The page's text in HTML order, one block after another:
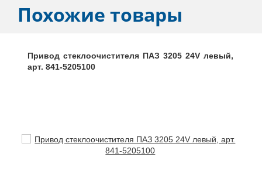
Похожие товары
Привод стеклоочистителя ПАЗ 3205 24V левый,
арт. 841-5205100